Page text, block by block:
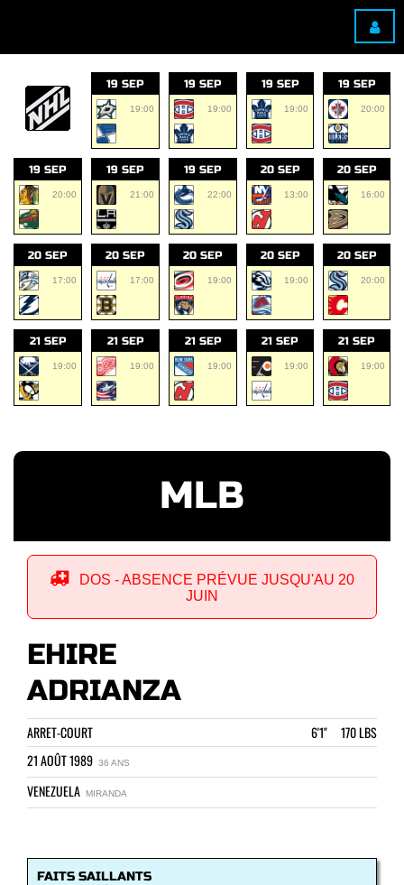
19 SEP
19:00
19 SEP
19:00
19 SEP
19:00
19 SEP
20:00
19 SEP
20:00
19 SEP
21:00
19 SEP
22:00
20 SEP
13:00
20 SEP
16:00
20 SEP
17:00
20 SEP
17:00
20 SEP
19:00
20 SEP
19:00
20 SEP
20:00
21 SEP
19:00
21 SEP
19:00
21 SEP
19:00
21 SEP
19:00
21 SEP
19:00
MLB
DOS - ABSENCE PRÉVUE JUSQU'AU 20
JUIN
EHIRE
ADRIANZA
ARRET-COURT
6'1" 170 LBS
21 AOÛT 1989 36 ANS
VENEZUELA MIRANDA
FAITS SAILLANTS